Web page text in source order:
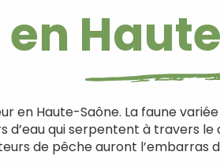
en
en Haute-Saône. La faune
d’eau qui serpentent à
de pêche auront l’embarras